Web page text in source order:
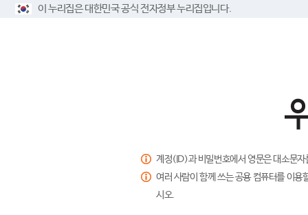
이 누리집은 대한민국 공식 전자정부 누리집입니다.
계정(ID)과 비밀번호에서 영문은 대소문
여러 사람이 함께 쓰는 공용 컴퓨터를 이
시오.